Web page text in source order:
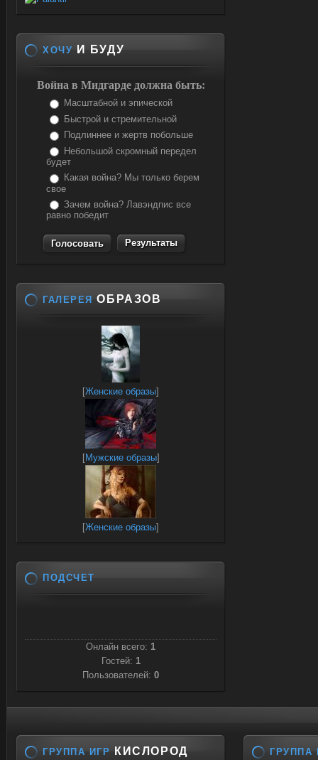
ХОЧУ И БУДУ
Война в Мидгарде должна быть:
Масштабной и эпической
Быстрой и стремительной
Подлиннее и жертв побольше
Небольшой скромный передел
будет
Какая война? Мы только берем
свое
Зачем война? Лавэндпис все
равно победит
Результаты
ГАЛЕРЕЯ ОБРАЗОВ
[Женские образы]
[Мужские образы]
[Женские образы]
ПОДСЧЕТ
Онлайн всего: 1
Гостей: 1
Пользователей: 0
ГРУППА ИГР КИСЛОРОД ГРУППА